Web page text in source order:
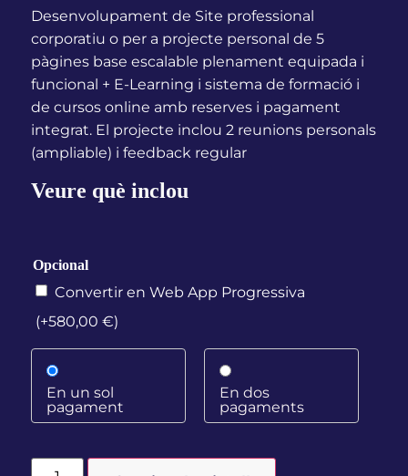
Desenvolupament de Site professional
corporatiu o per a projecte personal de 5
pàgines base escalable plenament equipada i
funcional + E-Learning i sistema de formació i
de cursos online amb reserves i pagament
integrat. El projecte inclou 2 reunions personals
(ampliable) i feedback regular
Veure què inclou
Opcional
Convertir en Web App Progressiva
(+580,00 €)
En dos
pagaments
En un sol
pagament